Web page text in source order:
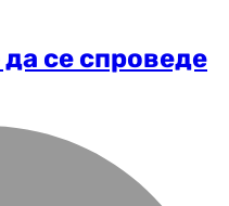
се спроведе